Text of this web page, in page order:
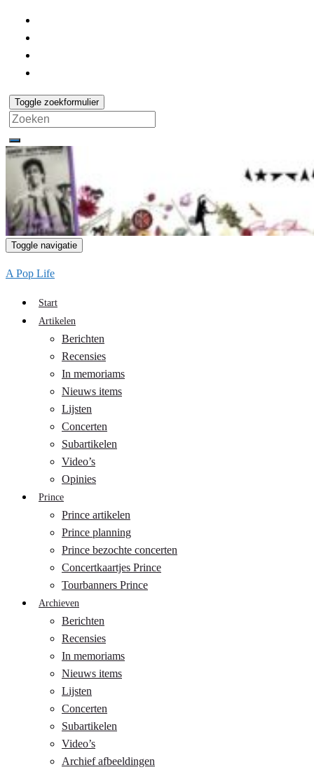
Toggle zoekformulier
Search
for:
Toggle navigatie
A Pop Life
Start
Artikelen
Berichten
Recensies
In memoriams
Nieuws items
Lijsten
Concerten
Subartikelen
Video’s
Opinies
Prince
Prince artikelen
Prince planning
Prince bezochte concerten
Concertkaartjes Prince
Tourbanners Prince
Archieven
Berichten
Recensies
In memoriams
Nieuws items
Lijsten
Concerten
Subartikelen
Video’s
Archief afbeeldingen